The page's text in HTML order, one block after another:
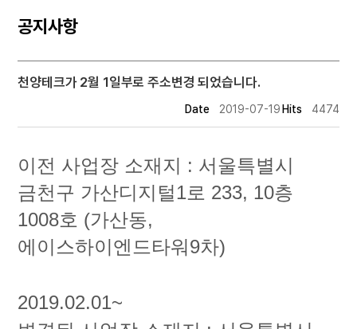
공지사항
천양테크가 2월 1일부로 주소변경 되었습니다.
Date 2019-07-19 Hits 4474
이전 사업장 소재지 : 서울특별시
금천구 가산디지털1로 233, 10층
1008호 (가산동,
에이스하이엔드타워9차)
2019.02.01~